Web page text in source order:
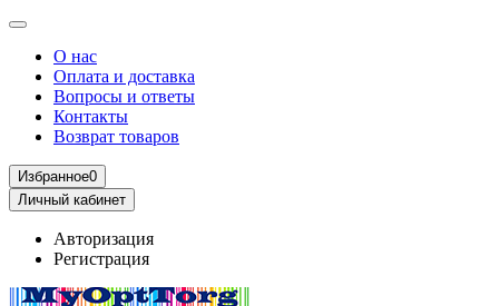
О нас
Оплата и доставка
Вопросы и ответы
Контакты
Возврат товаров
Избранное0
Личный кабинет
Авторизация
Регистрация